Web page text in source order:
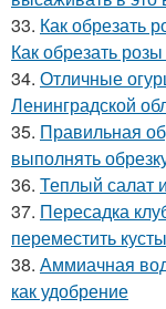
33. Как обрезать
Как обрезать
34. Отличные
Ленинградской
35. Правильная
выполнять
36. Теплый салат
37. Пересадка
переместить
38. Аммиачная
как удобрение